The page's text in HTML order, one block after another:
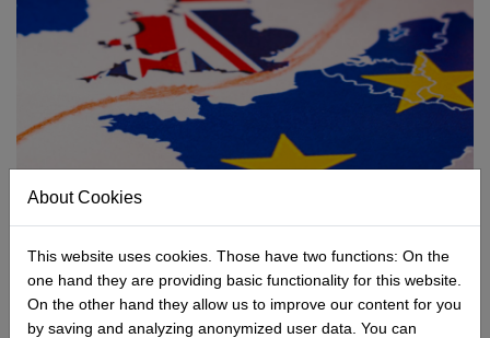
About Cookies
This website uses cookies. Those have two functions: On the
one hand they are providing basic functionality for this website.
On the other hand they allow us to improve our content for you
by saving and analyzing anonymized user data. You can